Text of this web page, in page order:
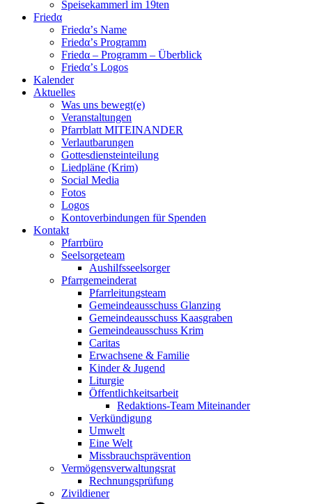
Speisekammerl im 19ten
Friedα
Friedα’s Name
Friedα’s Programm
Friedα – Programm – Überblick
Friedα’s Logos
Kalender
Aktuelles
Was uns bewegt(e)
Veranstaltungen
Pfarrblatt MITEINANDER
Verlautbarungen
Gottesdiensteinteilung
Liedpläne (Krim)
Social Media
Fotos
Logos
Kontoverbindungen für Spenden
Kontakt
Pfarrbüro
Seelsorgeteam
Aushilfsseelsorger
Pfarrgemeinderat
Pfarrleitungsteam
Gemeindeausschuss Glanzing
Gemeindeausschuss Kaasgraben
Gemeindeausschuss Krim
Caritas
Erwachsene & Familie
Kinder & Jugend
Liturgie
Öffentlichkeitsarbeit
Redaktions-Team Miteinander
Verkündigung
Umwelt
Eine Welt
Missbrauchsprävention
Vermögensverwaltungsrat
Rechnungsprüfung
Zivildiener